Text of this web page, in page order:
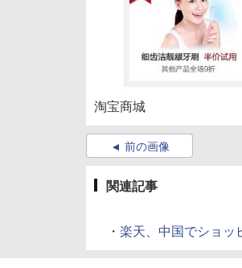
淘宝商城
前の画像
関連記事
・ 楽天、中国でショッ